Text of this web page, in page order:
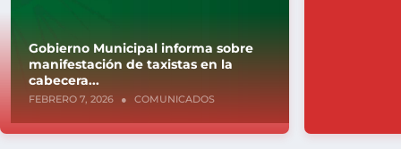
Gobierno Municipal informa sobre
manifestación de taxistas en la
cabecera...
FEBRERO 7, 2026 ● COMUNICADOS